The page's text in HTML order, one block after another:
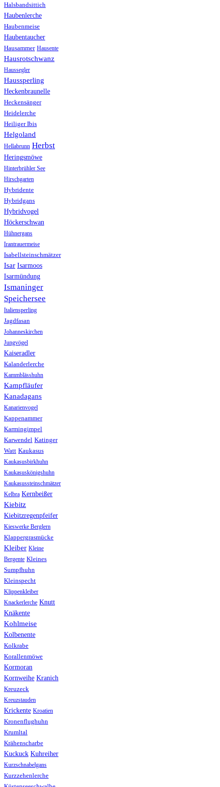
Halsbandsittich
Haubenlerche
Haubenmeise
Haubentaucher
Hausammer Hausente
Hausrotschwanz
Haussegler
Haussperling
Heckenbraunelle
Heckensänger
Heidelerche
Heiliger Ibis
Helgoland
Hellabrunn Herbst
Heringsmöwe
Hinterbrühler See
Hirschgarten
Hybridente
Hybridgans
Hybridvogel
Höckerschwan
Hühnergans
Irantrauermeise
Isabellsteinschmätzer
Isar Isarmoos
Isarmündung
Ismaninger
Speichersee
Italiensperling
Jagdfasan
Johanneskirchen
Jungvögel
Kaiseradler
Kalanderlerche
Kammblässhuhn
Kampfläufer
Kanadagans
Kanarienvogel
Kappenammer
Karmingimpel
Karwendel Katinger
Watt Kaukasus
Kaukasusbirkhuhn
Kaukasuskönigshuhn
Kaukasussteinschmätzer
Kelbra Kernbeißer
Kiebitz
Kiebitzregenpfeifer
Kieswerke Berglern
Klappergrasmücke
Kleiber Kleine
Bergente Kleines
Sumpfhuhn
Kleinspecht
Klippenkleiber
Knackerlerche Knutt
Knäkente
Kohlmeise
Kolbenente
Kolkrabe
Korallenmöwe
Kormoran
Kornweihe Kranich
Kreuzeck
Kreuzstauden
Krickente Kroatien
Kronenflughuhn
Krumltal
Krähenscharbe
Kuckuck Kuhreiher
Kurzschnabelgans
Kurzzehenlerche